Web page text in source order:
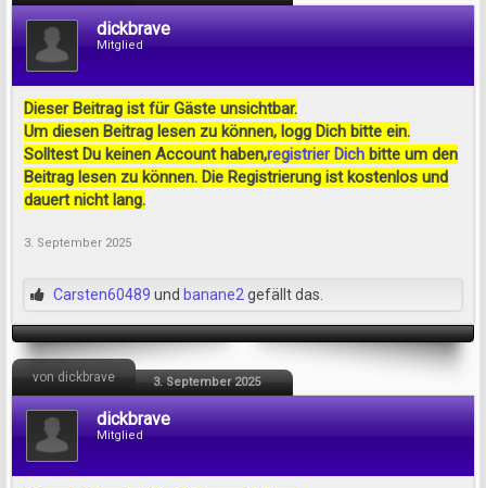
dickbrave
Mitglied
Dieser Beitrag ist für Gäste unsichtbar.
Um diesen Beitrag lesen zu können, logg Dich bitte ein.
Solltest Du keinen Account haben,registrier Dich bitte um den
Beitrag lesen zu können. Die Registrierung ist kostenlos und
dauert nicht lang.
3. September 2025
Carsten60489 und banane2 gefällt das.
von dickbrave 3. September 2025
dickbrave
Mitglied